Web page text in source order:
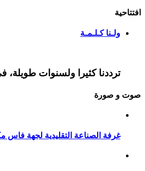
افتتاحية
ولـنا كـلـمـة
ترددنا كثيرا ولسنوات
صوت و صورة
غرفة الصناعة التقليدية لجهة فاس